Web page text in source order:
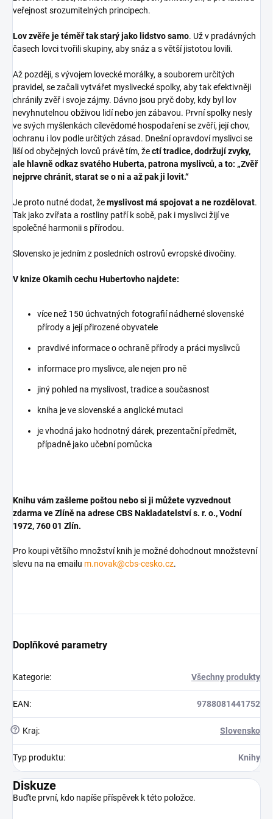
veřejnost srozumitelných principech.
Lov zvěře je téměř tak starý jako lidstvo samo. Už v pradávných
časech lovci tvořili skupiny, aby snáz a s větší jistotou lovili.
Až později, s vývojem lovecké morálky, a souborem určitých
pravidel, se začali vytvářet myslivecké spolky, aby tak efektivněji
chránily zvěř i svoje zájmy. Dávno jsou pryč doby, kdy byl lov
nevyhnutelnou obživou lidí nebo jen zábavou. První spolky nesly
ve svých myšlenkách cílevědomé hospodaření se zvěří, její chov,
ochranu i lov podle určitých zásad. Dnešní opravdoví myslivci se
liší od obyčejných lovců právě tím, žectí tradice, dodržují zvyky,
ale hlavně odkaz svatého Huberta, patrona myslivců, a to: „Zvěř
nejprve chránit, starat se o ni a až pak ji lovit.“
Je proto nutné dodat, žemyslivost má spojovat a ne rozdělovat.
Tak jako zvířata a rostliny patří k sobě, pak i myslivci žijí ve
společné harmonii s přírodou.
Slovensko je jedním z posledních ostrovů evropské divočiny.
V knize Okamih cechu Hubertovho najdete:
více než 150 úchvatných fotografií nádherné slovenské
přírody a její přirozené obyvatele
pravdivé informace o ochraně přírody a práci myslivců
informace pro myslivce, ale nejen pro ně
jiný pohled na myslivost, tradice a současnost
kniha je ve slovenské a anglické mutaci
je vhodná jako hodnotný dárek, prezentační předmět,
případně jako učební pomůcka
Knihu vám zašleme poštou nebo si ji můžete vyzvednout
zdarma ve Zlíně na adrese CBS Nakladatelství s. r. o., Vodní
1972, 760 01 Zlín.
Pro koupi většího množství knih je možné dohodnout množstevní
slevu na na emailu m.novak@cbs-cesko.cz.
Doplňkové parametry
Kategorie: Všechny produkty
EAN: 9788081441752
? Kraj: Slovensko
Typ produktu: Knihy
Diskuze
Buďte první, kdo napíše příspěvek k této položce.